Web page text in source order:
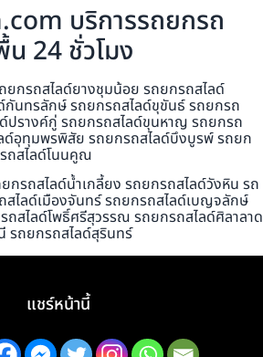
บริการรถยกรถ
24 ชั่วโมง
ยกรถสไลด์ยางชุมน้อย รถยกรถสไลด์
กันทรลักษ์ รถยกรถสไลด์ขุขันธ์ รถยกรถ
ปรางค์กู่ รถยกรถสไลด์ขุนหาญ รถยกรถ
ด์อุทุมพรพิสัย รถยกรถสไลด์บึงบูรพ์ รถยก
ถสไลด์โนนคูณ
กรถสไลด์น้ำเกลี้ยง รถยกรถสไลด์วังหิน รถ
ไลด์เมืองจันทร์ รถยกรถสไลด์เบญจลักษ์
สไลด์โพธิ์ศรีสุวรรณ รถยกรถสไลด์ศิลาลาด
รถยกรถสไลด์สุรินทร์
แชร์หน้านี้